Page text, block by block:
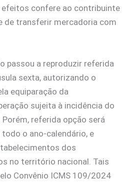
efeitos confere ao contribuinte
de transferir mercadoria com
passou a reproduzir referida
sexta, autorizando o
equiparação da
sujeita à incidência do
referida opção será
o ano-calendário, e
dos
no território nacional. Tais
Convênio ICMS 109/2024